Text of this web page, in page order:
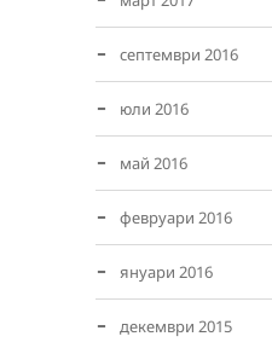
септември 2016
юли 2016
май 2016
февруари 2016
януари 2016
декември 2015